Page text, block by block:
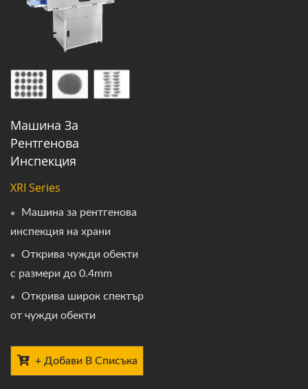
Машина За
Рентгенова
Инспекция
XRI Series
Машина за рентгенова
инспекция на храни
Открива чужди обекти
с размери до 0.4mm
Открива широк спектър
от чужди обекти
+ Добави В Списъка